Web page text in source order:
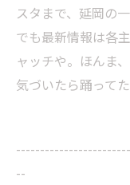
スタまで、延岡の
でも最新情報は各
ャッチや。ほんま
気づいたら踊って
--